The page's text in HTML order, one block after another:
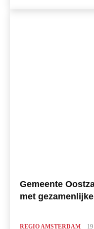
Gemeente
met
REGIO AMSTERDAM